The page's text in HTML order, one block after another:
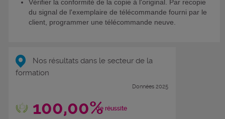
Vérifier la conformité de la copie à l'original. Par recopie
du signal de l'exemplaire de télécommande fourni par le
client, programmer une télécommande neuve.
Nos résultats dans le secteur de la
formation
Données 2025
100,00%de réussite